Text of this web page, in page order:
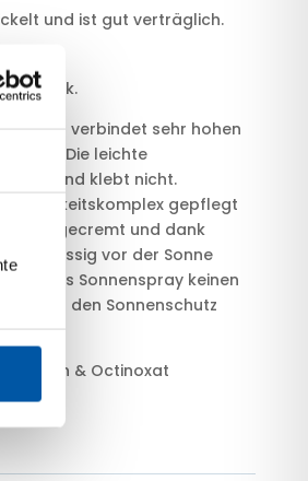
und ist gut verträglich.
stark.
und verbindet sehr hohen
Die leichte
ein und klebt nicht.
gepflegt
eingecremt und dank
zuverlässig vor der Sonne
das Sonnenspray keinen
Tages den Sonnenschutz
& Octinoxat